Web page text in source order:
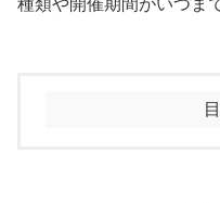
種類や開催期間がいつま